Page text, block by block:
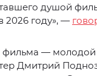
душой
2026 году», —
фильма —
Дмитрий